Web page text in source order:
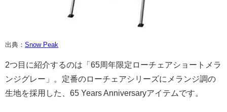
出典： Snow Peak
2つ目に紹介するのは「65周年限定ローチェアショートメラ
ンジグレー」。定番のローチェアシリーズにメランジ調の
生地を採用した、65 Years Anniversaryアイテムです。